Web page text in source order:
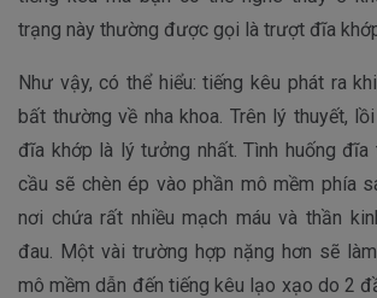
trạng này thường được gọi là trượt đĩa
Như vậy, có thể hiểu: tiếng kêu phát ra
bất thường về nha khoa. Trên lý thuyết,
đĩa khớp là lý tưởng nhất. Tình huống
cầu sẽ chèn ép vào phần mô mềm phía
nơi chứa rất nhiều mạch máu và thần
đau. Một vài trường hợp nặng hơn sẽ
mô mềm dẫn đến tiếng kêu lạo xạo do 2